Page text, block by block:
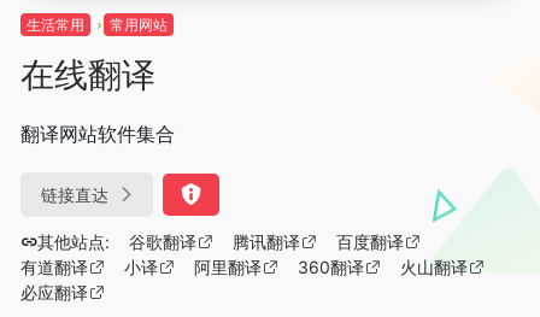
生活常用 常用网站
在线翻译
翻译网站软件集合
链接直达
其他站点: 谷歌翻译 腾讯翻译
百度翻译
有道翻译
小译 阿里翻译 360翻译
火山翻译
必应翻译